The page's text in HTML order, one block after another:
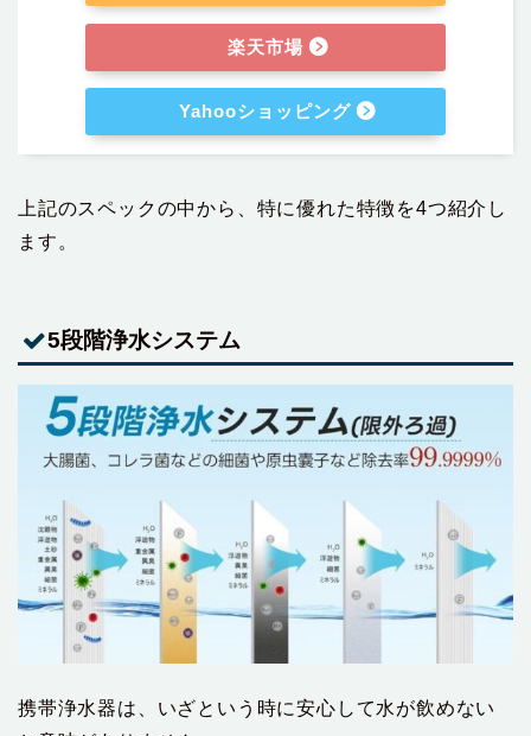
楽天市場
Yahooショッピング
上記のスペックの中から、特に優れた特徴を4つ紹介し
ます。
5段階浄水システム
携帯浄水器は、いざという時に安心して水が飲めない